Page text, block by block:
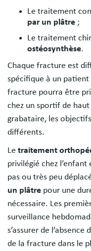
Le traitement
par un plâtre ;
Le traitement
ostéosynthèse.
Chaque fracture est
spécifique à un
fracture pourra être
chez un sportif de
grabataire, les
différents.
Le traitement
privilégié chez
pas ou très peu
un plâtre pour une
nécessaire. Les
surveillance
s’assurer de
de la fracture dans le